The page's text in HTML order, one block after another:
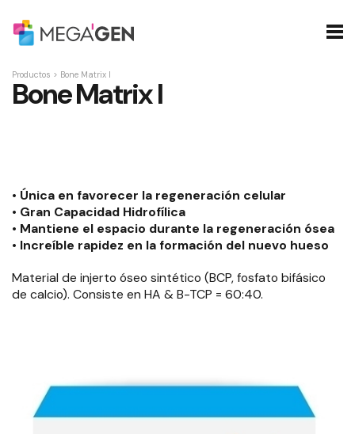
Productos > Bone Matrix I
Bone Matrix I
• Única en favorecer la regeneración celular
• Gran Capacidad Hidrofílica
• Mantiene el espacio durante la regeneración ósea
• Increíble rapidez en la formación del nuevo hueso
Material de injerto óseo sintético (BCP, fosfato bifásico
de calcio). Consiste en HA & B-TCP = 60:40.